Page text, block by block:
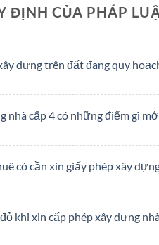
ĐỊNH CỦA PHÁP
dựng trên đất đang quy
nhà cấp 4 có những điểm gì
có cần xin giấy phép xây
khi xin cấp phép xây dựng